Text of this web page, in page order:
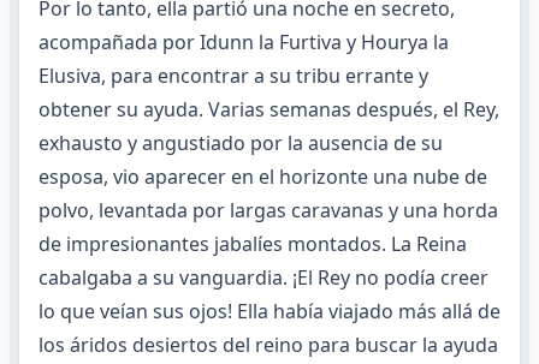
Por lo tanto, ella partió una noche en secreto,
acompañada por Idunn la Furtiva y Hourya la
Elusiva, para encontrar a su tribu errante y
obtener su ayuda. Varias semanas después, el Rey,
exhausto y angustiado por la ausencia de su
esposa, vio aparecer en el horizonte una nube de
polvo, levantada por largas caravanas y una horda
de impresionantes jabalíes montados. La Reina
cabalgaba a su vanguardia. ¡El Rey no podía creer
lo que veían sus ojos! Ella había viajado más allá de
los áridos desiertos del reino para buscar la ayuda